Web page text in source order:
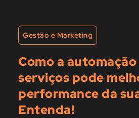
Gestão e Marketing
Como a
serviços pode
performance da
Entenda!